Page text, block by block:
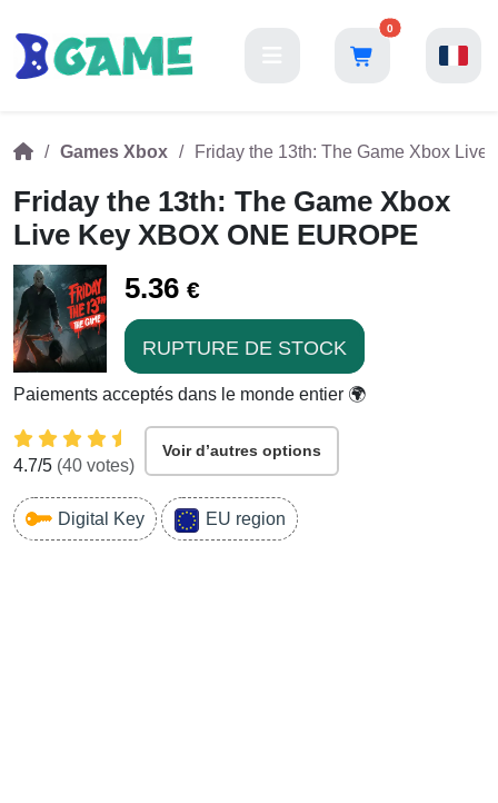
0
Games Xbox Friday the 13th: The Game Xbox
Friday the 13th: The Game Xbox
Live Key XBOX ONE EUROPE
5.36 €
RUPTURE DE STOCK
Paiements acceptés dans le monde entier 🌍
4.7/5 (40 votes)
Voir d’autres options
Digital Key EU region